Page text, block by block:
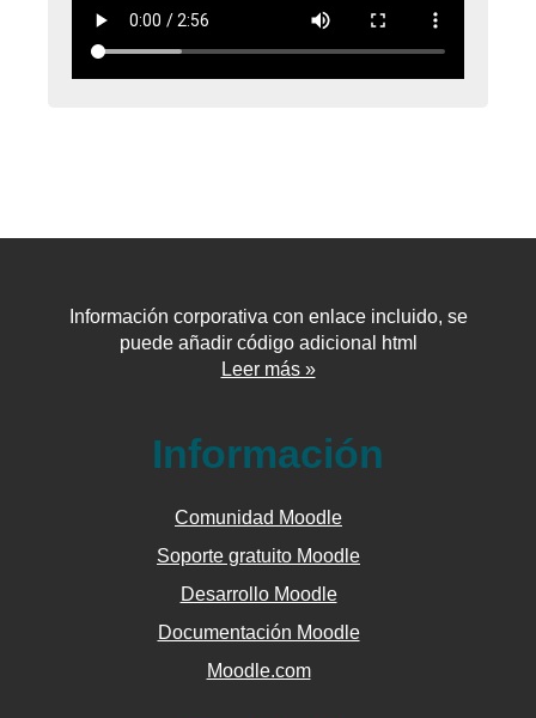
Información corporativa con enlace incluido, se
puede añadir código adicional html
Leer más »
Información
Comunidad Moodle
Soporte gratuito Moodle
Desarrollo Moodle
Documentación Moodle
Moodle.com